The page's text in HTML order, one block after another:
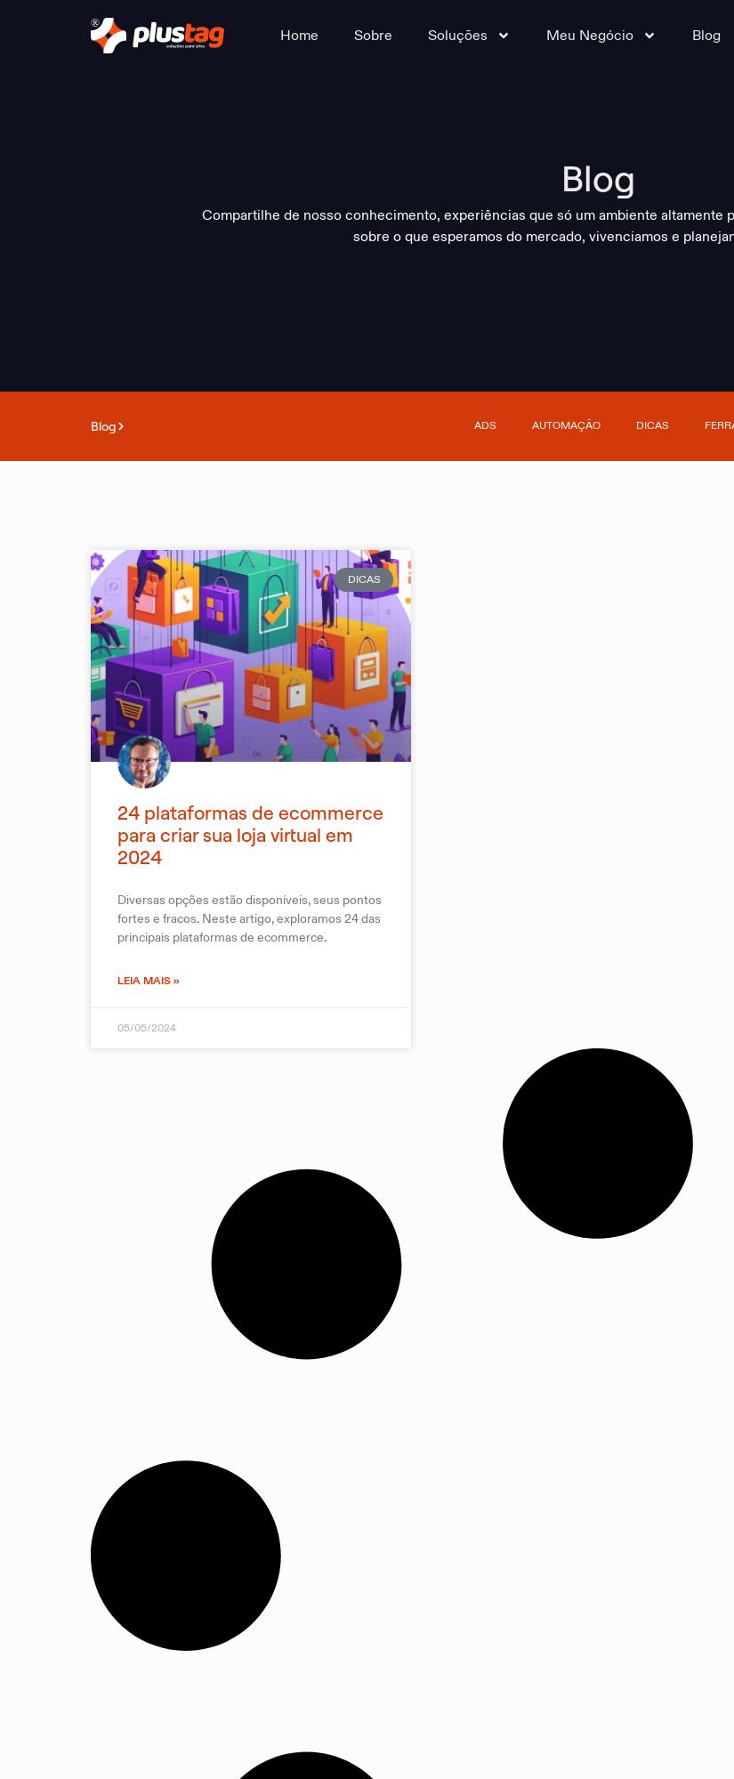
Home Sobre Soluções Meu Negócio Blog
Blog
Compartilhe de nosso conhecimento, experiências que só um ambiente altamente
sobre o que esperamos do mercado, vivenciamos e
Blog ADS AUTOMAÇÃO DICAS
DICAS
24 plataformas de ecommerce
para criar sua loja virtual em
2024
Diversas opções estão disponíveis, seus pontos
fortes e fracos. Neste artigo, exploramos 24 das
principais plataformas de ecommerce.
LEIA MAIS »
05/05/2024